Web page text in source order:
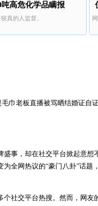
吨高危化学品瞒报
真的人监督。
巾老板直播被骂晒结婚证自
事，却在社交平台掀起意想
为全网热议的“豪门八卦”话
社交平台热搜。然而，网